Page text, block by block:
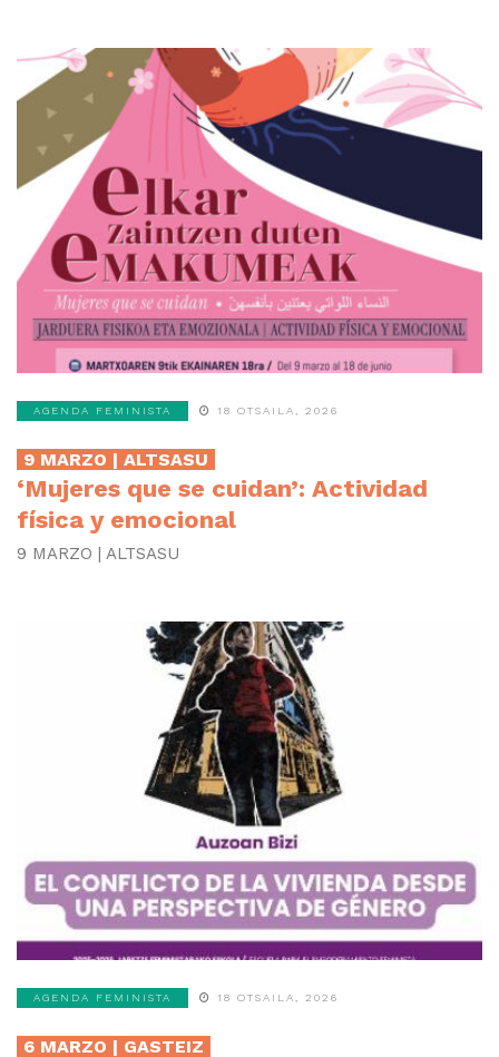
AGENDA FEMINISTA 18 OTSAILA, 2026
9 MARZO | ALTSASU
‘Mujeres que se cuidan’: Actividad
física y emocional
9 MARZO | ALTSASU
AGENDA FEMINISTA 18 OTSAILA, 2026
6 MARZO | GASTEIZ